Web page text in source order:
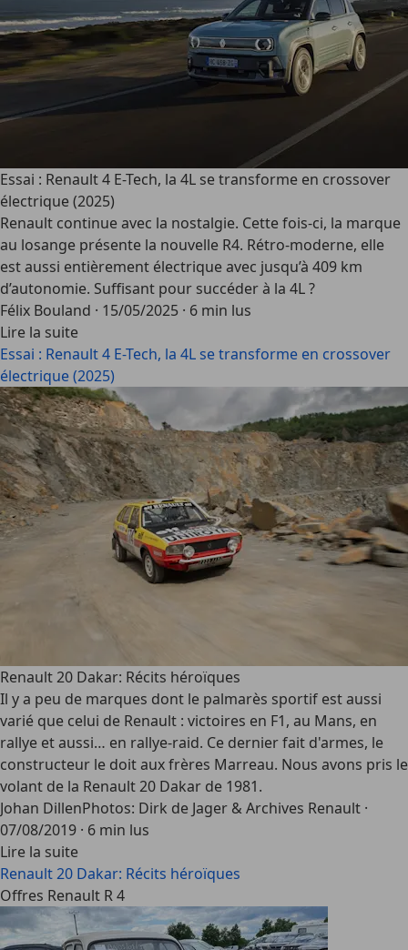
Essai : Renault 4 E-Tech, la 4L se transforme en crossover
électrique (2025)
Renault continue avec la nostalgie. Cette fois-ci, la marque
au losange présente la nouvelle R4. Rétro-moderne, elle
est aussi entièrement électrique avec jusqu’à 409 km
d’autonomie. Suffisant pour succéder à la 4L ?
Félix Bouland · 15/05/2025 · 6 min lus
Lire la suite
Essai : Renault 4 E-Tech, la 4L se transforme en crossover
électrique (2025)
Renault 20 Dakar: Récits héroïques
Il y a peu de marques dont le palmarès sportif est aussi
varié que celui de Renault : victoires en F1, au Mans, en
rallye et aussi… en rallye-raid. Ce dernier fait d'armes, le
constructeur le doit aux frères Marreau. Nous avons pris le
volant de la Renault 20 Dakar de 1981.
Johan DillenPhotos: Dirk de Jager & Archives Renault ·
07/08/2019 · 6 min lus
Lire la suite
Renault 20 Dakar: Récits héroïques
Offres Renault R 4